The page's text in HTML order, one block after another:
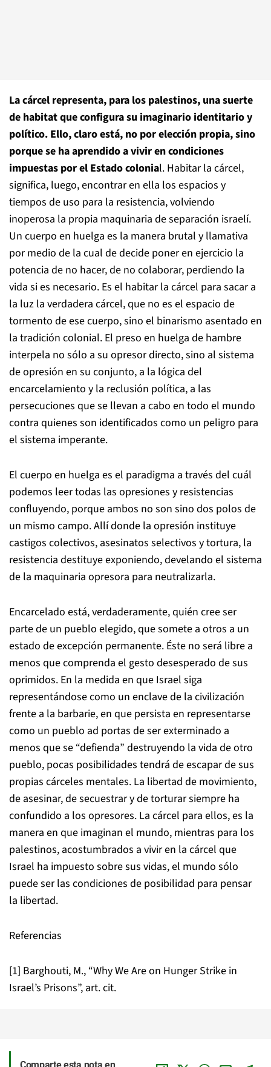
La cárcel representa, para los palestinos, una suerte
de habitat que configura su imaginario identitario y
político. Ello, claro está, no por elección propia, sino
porque se ha aprendido a vivir en condiciones
impuestas por el Estado colonial. Habitar la cárcel,
significa, luego, encontrar en ella los espacios y
tiempos de uso para la resistencia, volviendo
inoperosa la propia maquinaria de separación israelí.
Un cuerpo en huelga es la manera brutal y llamativa
por medio de la cual de decide poner en ejercicio la
potencia de no hacer, de no colaborar, perdiendo la
vida si es necesario. Es el habitar la cárcel para sacar a
la luz la verdadera cárcel, que no es el espacio de
tormento de ese cuerpo, sino el binarismo asentado en
la tradición colonial. El preso en huelga de hambre
interpela no sólo a su opresor directo, sino al sistema
de opresión en su conjunto, a la lógica del
encarcelamiento y la reclusión política, a las
persecuciones que se llevan a cabo en todo el mundo
contra quienes son identificados como un peligro para
el sistema imperante.
El cuerpo en huelga es el paradigma a través del cuál
podemos leer todas las opresiones y resistencias
confluyendo, porque ambos no son sino dos polos de
un mismo campo. Allí donde la opresión instituye
castigos colectivos, asesinatos selectivos y tortura, la
resistencia destituye exponiendo, develando el sistema
de la maquinaria opresora para neutralizarla.
Encarcelado está, verdaderamente, quién cree ser
parte de un pueblo elegido, que somete a otros a un
estado de excepción permanente. Éste no será libre a
menos que comprenda el gesto desesperado de sus
oprimidos. En la medida en que Israel siga
representándose como un enclave de la civilización
frente a la barbarie, en que persista en representarse
como un pueblo ad portas de ser exterminado a
menos que se “defienda” destruyendo la vida de otro
pueblo, pocas posibilidades tendrá de escapar de sus
propias cárceles mentales. La libertad de movimiento,
de asesinar, de secuestrar y de torturar siempre ha
confundido a los opresores. La cárcel para ellos, es la
manera en que imaginan el mundo, mientras para los
palestinos, acostumbrados a vivir en la cárcel que
Israel ha impuesto sobre sus vidas, el mundo sólo
puede ser las condiciones de posibilidad para pensar
la libertad.
Referencias
[1] Barghouti, M., “Why We Are on Hunger Strike in
Israel’s Prisons”, art. cit.